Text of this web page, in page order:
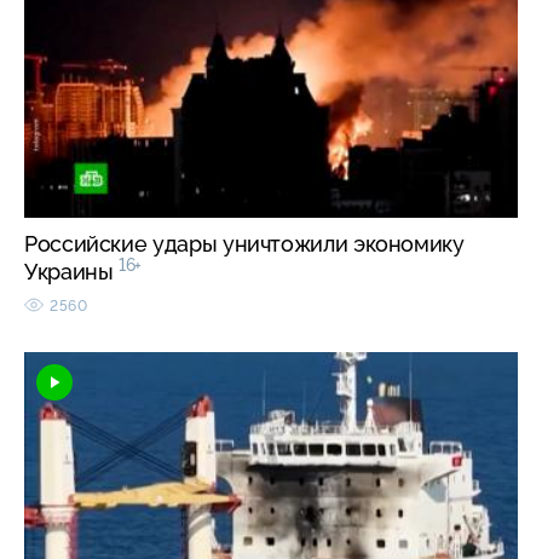
Российские удары уничтожили экономику
Украины 16+
2560